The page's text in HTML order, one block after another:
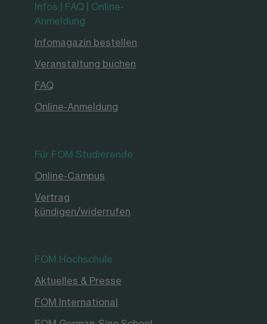
Infos | FAQ | Online-
Anmeldung
Infomagazin bestellen
Veranstaltung buchen
FAQ
Online-Anmeldung
Für FOM Studierende
Online-Campus
Vertrag
kündigen/widerrufen
FOM Hochschule
Aktuelles & Presse
FOM International